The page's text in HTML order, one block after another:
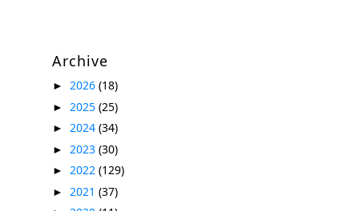
Archive
► 2026 (18)
► 2025 (25)
► 2024 (34)
► 2023 (30)
► 2022 (129)
► 2021 (37)